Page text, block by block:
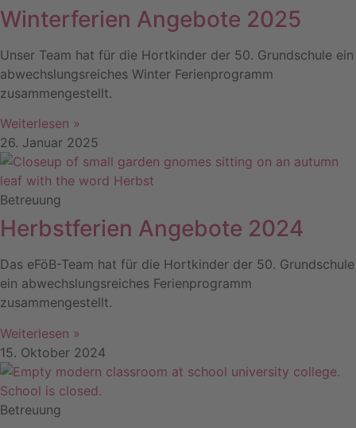
Winterferien Angebote 2025
Unser Team hat für die Hortkinder der 50. Grundschule ein
abwechslungsreiches Winter Ferienprogramm
zusammengestellt.
Weiterlesen »
26. Januar 2025
Betreuung
Herbstferien Angebote 2024
Das eFöB-Team hat für die Hortkinder der 50. Grundschule
ein abwechslungsreiches Ferienprogramm
zusammengestellt.
Weiterlesen »
15. Oktober 2024
Betreuung